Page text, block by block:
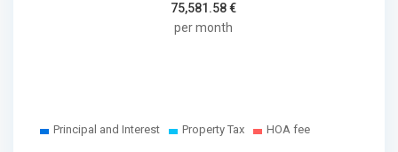
75,581.58€
per month
Principal and Interest Property Tax HOA fee